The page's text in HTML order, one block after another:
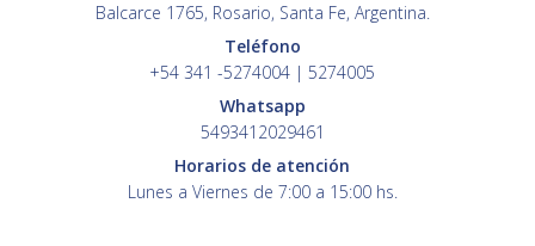
Balcarce 1765, Rosario, Santa Fe, Argentina.
Teléfono
+54 341 -5274004 | 5274005
Whatsapp
5493412029461
Horarios de atención
Lunes a Viernes de 7:00 a 15:00 hs.